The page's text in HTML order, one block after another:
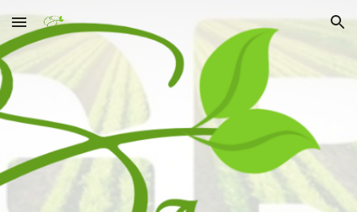
Skip to main content Skip to navigation